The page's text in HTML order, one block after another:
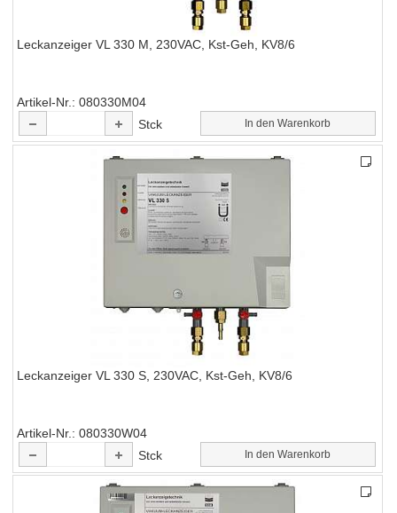
Leckanzeiger VL 330 M, 230VAC, Kst-Geh, KV8/6
Artikel-Nr. 080330M04
Stck
In den Warenkorb
Leckanzeiger VL 330 S, 230VAC, Kst-Geh, KV8/6
Artikel-Nr.
080330W04
Stck
In den Warenkorb